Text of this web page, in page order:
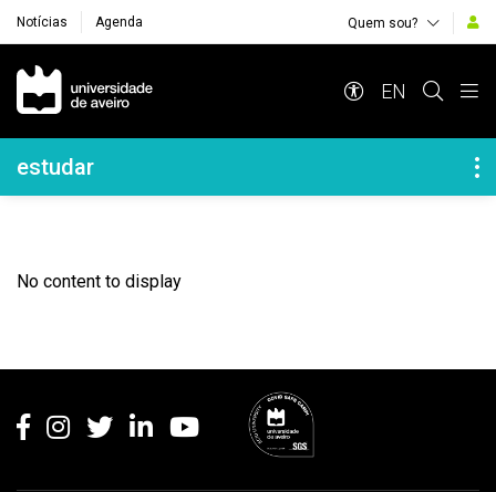
Notícias Agenda Quem sou?
Navegação Principal
EN
Navegação Lateral
estudar
No content to display